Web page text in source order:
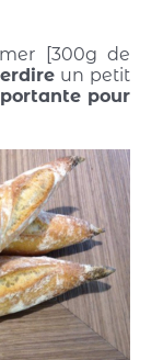
[300g de
un petit
pour